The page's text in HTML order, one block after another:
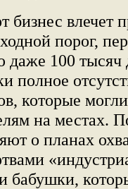
бизнес влечет
порог,
даже 100
полное
которые
на местах.
о планах
бабушки,